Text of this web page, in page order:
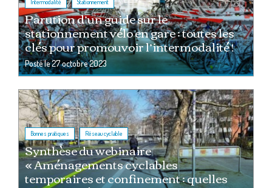
Intermodalité Stationnement
Parution d’un guide sur le
stationnement vélo en gare : toutes les
clés pour promouvoir l’intermodalité !
Posté le27 octobre 2023
Bonnes pratiques , Réseau cyclable
Synthèse du webinaire
« Aménagements cyclables
temporaires et confinement : quelles